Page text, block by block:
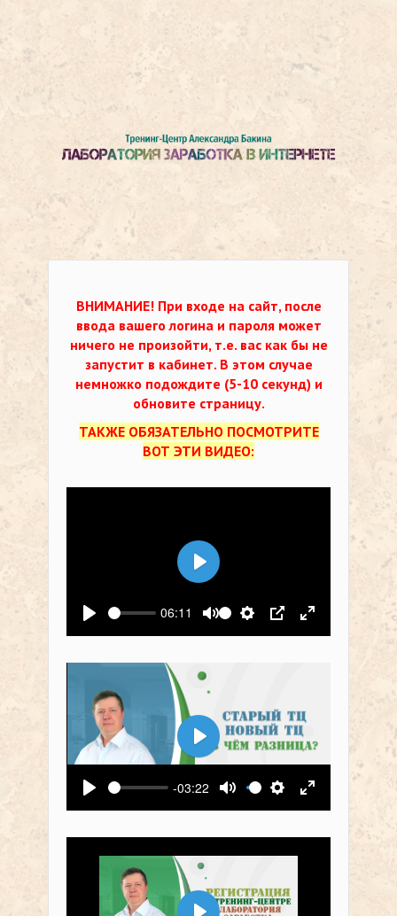
ВНИМАНИЕ! При входе на сайт, после
ввода вашего логина и пароля может
ничего не произойти, т.е. вас как бы не
запустит в кабинет. В этом случае
немножко подождите (5-10 секунд) и
обновите страницу.
ТАКЖЕ ОБЯЗАТЕЛЬНО ПОСМОТРИТЕ
ВОТ ЭТИ ВИДЕО:
Воспроизвести
06:11
Выключить звук
Настройки
PIP На весь
Воспроизвести
Воспроизвести
-03:22
Выключить звук
Настройки
На весь
Воспроизвести